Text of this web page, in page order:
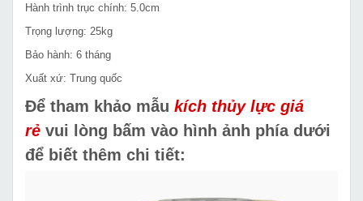
Hành trình trục chính: 5.0cm
Trọng lượng: 25kg
Bảo hành: 6 tháng
Xuất xứ: Trung quốc
Để tham khảo mẫu kích thủy lực giá
rẻ vui lòng bấm vào hình ảnh phía dưới
để biết thêm chi tiết: